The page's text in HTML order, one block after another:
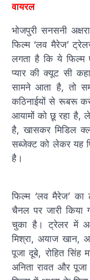
वायरल
भोजपुरी सनसनी
फिल्म ‘लव मैरेज’
लगता है कि ये
प्यार की क्यूट सी
सामने आता है, तो
कठिनाईयों से रूबरू
आयामों को छू रहा है,
है, खासकर मिडिल
सब्‍जेक्‍ट को लेकर यह
है।
फिल्‍म ‘लव मैरेज’ का
चैनल पर जारी
चुका है। ट्रेलर में
मिश्रा, अयाज खान,
पूजा दूबे, रोहित सिंह
अनिता रावत और